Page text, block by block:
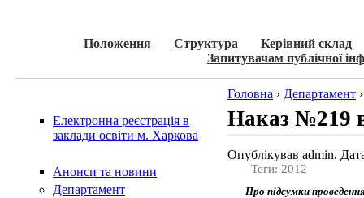
Положення Структура
Керівний склад
Запитувачам публічної
Електронна реєстрація в
заклади освіти м. Харкова
Анонси та новини
Департамент
Головна › Департамент
Наказ №219
Опублікував admin.
Теги: 2012
Про підсумки